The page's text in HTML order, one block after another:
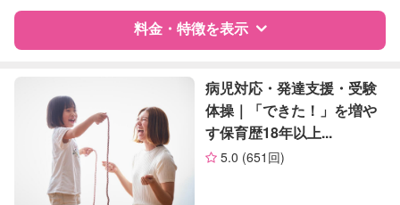
国語
算数
料金・特徴を表示
レビュー
サポートの特徴
企業型割引対象(旧内閣府補助対象)
自治体届出済ベビーシッター
病児対応・発達支援・受験
体操｜「できた！」を増や
す保育歴18年以上...
5.0 (651回)